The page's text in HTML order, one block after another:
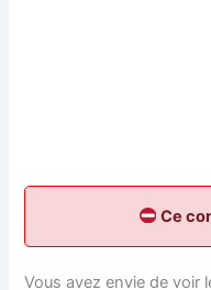
Ce
Vous avez envie de voir